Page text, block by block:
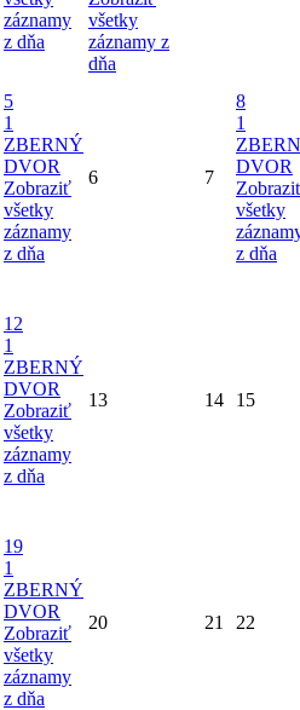
záznamy
z dňa
všetky
záznamy z
dňa
5
1
ZBERNÝ
DVOR
Zobraziť
všetky
záznamy
z dňa
6 7
8
1
DVOR
všetky
z dňa
12
1
ZBERNÝ
DVOR
Zobraziť
všetky
záznamy
z dňa
13 14 15
19
1
ZBERNÝ
DVOR
Zobraziť
všetky
záznamy
z dňa
20 21 22